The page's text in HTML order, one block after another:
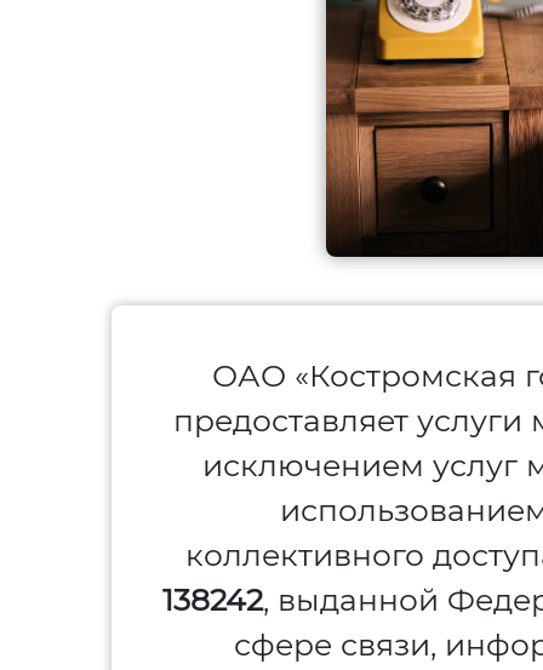
ОАО «Костромская
предоставляет
исключением услуг
коллективного
138242, выданной
сфере связи,